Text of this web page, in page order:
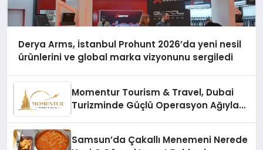
Derya Arms, İstanbul Prohunt 2026’da yeni nesil
ürünlerini ve global marka vizyonunu sergiledi
Momentur Tourism & Travel, Dubai
Turizminde Güçlü Operasyon Ağıyla
Samsun’da Çakallı Menemeni Nerede